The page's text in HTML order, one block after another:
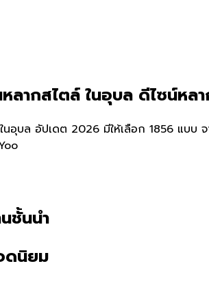
ลากสไตล์ ในอุบล ดีไซน์ห
นอุบล อัปเดต 2026 มีให้เลือก 1856 แบบ
ชั้นนำ
ดนิยม